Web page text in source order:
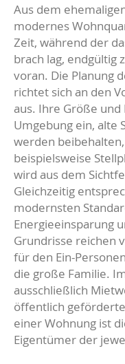
Aus dem
modernes
Zeit, während der
brach lag, endgültig
voran. Die Planung
richtet sich an den
aus. Ihre Größe
Umgebung ein, alte
werden
beispielsweise
wird aus dem
Gleichzeitig
modernsten
Energieeinsparung
Grundrisse reichen
für den Ein-
die große Familie.
ausschließlich
öffentlich
einer Wohnung ist
Eigentümer der